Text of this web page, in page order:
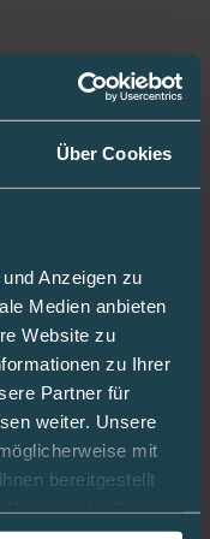
Über Cookies
Anzeigen zu
Medien anbieten
Website zu
zu Ihrer
Partner für
weiter. Unsere
mit
bereitgestellt
Diabetes
WeiterAID mit
→
der
ihrer Typ-1-
Das
beim Sport,